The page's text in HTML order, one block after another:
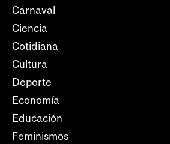
Carnaval
Ciencia
Cotidiana
Cultura
Deporte
Economía
Educación
Feminismos